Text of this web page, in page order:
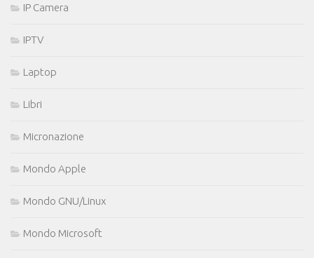
IP Camera
IPTV
Laptop
Libri
Micronazione
Mondo Apple
Mondo GNU/Linux
Mondo Microsoft